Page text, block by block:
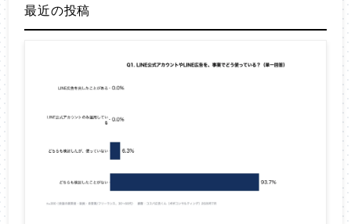
最近の投稿